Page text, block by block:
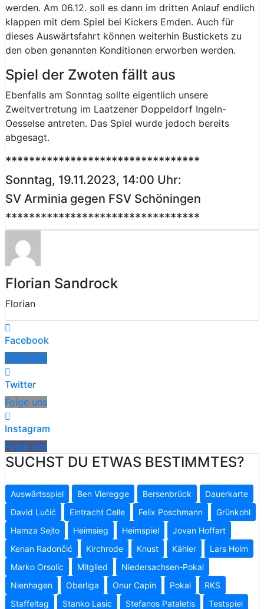
werden. Am 06.12. soll es dann im dritten Anlauf endlich
klappen mit dem Spiel bei Kickers Emden. Auch für
dieses Auswärtsfahrt können weiterhin Bustickets zu
den oben genannten Konditionen erworben werden.
Spiel der Zwoten fällt aus
Ebenfalls am Sonntag sollte eigentlich unsere
Zweitvertretung im Laatzener Doppeldorf Ingeln-
Oesselse antreten. Das Spiel wurde jedoch bereits
abgesagt.
*********************************
Sonntag, 19.11.2023, 14:00 Uhr:
SV Arminia gegen FSV Schöningen
*********************************
Florian Sandrock
Florian
Facebook
Folge uns
Twitter
Folge uns
Instagram
Folge uns
SUCHST DU ETWAS BESTIMMTES?
Auswärtsspiel Ben Vieregge Bersenbrück
Dauerkarte
David Lučić
Eintracht Celle Felix Poschmann
Grünkohl
Hamza Sejto
Heimsieg Heimspiel
Jovan Hoffart
Kenan Radončić
Kirchrode Knust Kähler
Lars Holm
Marko Orsolic
Mitglied
Niedersachsen-Pokal
Nienhagen
Oberliga Onur Capin Pokal
RKS
Staffeltag
Stanko Lasic Stefanos Pataletis
Testspiel